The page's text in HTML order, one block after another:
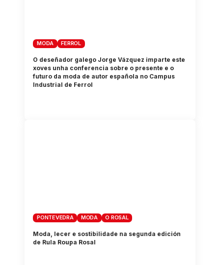
MODA FERROL
O deseñador galego Jorge Vázquez imparte este
xoves unha conferencia sobre o presente e o
futuro da moda de autor española no Campus
Industrial de Ferrol
PONTEVEDRA MODA O ROSAL
Moda, lecer e sostibilidade na segunda edición
de Rula Roupa Rosal